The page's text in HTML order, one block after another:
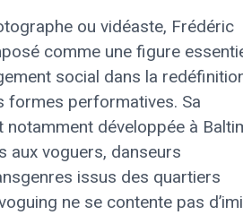
ou vidéaste, Frédéric
comme une figure
social dans la
formes performatives. Sa
notamment développée à
aux voguers, danseurs
issus des quartiers
ne se contente pas